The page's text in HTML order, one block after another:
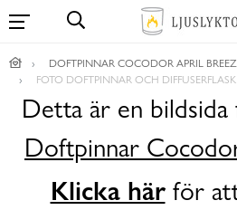
DOFTPINNAR COCODOR APRIL
FOTO DOFTPINNAR OCH
Detta är en
Doftpinnar
Klicka härför